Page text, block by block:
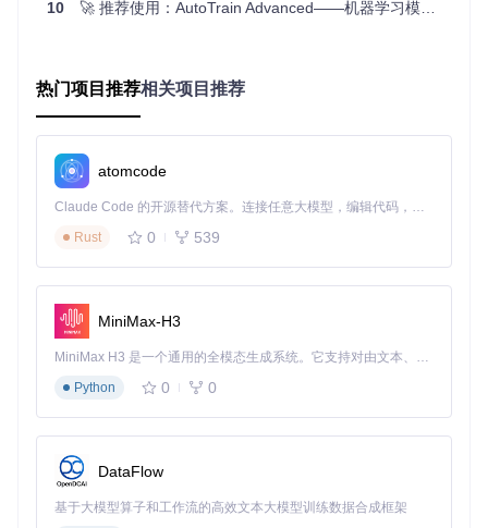
申请必要的计算资源配额
注意事项：确保账户有足够余额或已申请免费资源额度，
避免因资源不足导致部署失败。
实施步骤：从模型训练到云端部署的完整流程
训练模型：使用AutoTrain配置关键参数
观的参数配置界面，关键参数包括：
数据集映射
训练超参数：学习率、批次大小、训练轮次等
在参数配置界面中，建议先从较小的模型和较少的训练轮次开
始试验，验证流程正确性后再使用更大的模型和更多的训练数
据。
创建AI Studio空间：配置部署环境
如何在AI Studio中创建适合AutoTrain模型的部署环境？按照
10 🚀 推荐使用：AutoTrain Advanced——机器学习模型训练的未来之路
热门项目推荐相关项目推荐
atomcode
Claude Code 的开源替代方案。连接任意大模型，编辑代码，运行命令，自动验证 — 全自动执行。用 Rust 构建，极致性能。 ｜ An open-source alternative to Claude Code. Connect any LLM, edit code, run commands, and verify changes — autonomously. Built in Rust for speed. Get Started
Rust
0 539
MiniMax-H3
MiniMax H3 是一个通用的全模态生成系统。它支持对由文本、图像、视频和音频组成的多模态上下文进行统一理解，并能生成分辨率高达 2K、时长可达 15 秒的带原生立体声音频的视频。得益于面向任务泛化的系统设计，H3 在预训练阶段就已具备广泛的多模态上下文理解与生成能力，能够出色地执行复杂的多模态指令。
Python
0 0
DataFlow
基于大模型算子和工作流的高效文本大模型训练数据合成框架